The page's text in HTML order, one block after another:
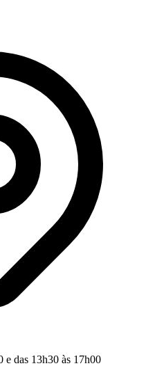
e das 13h30 às 17h00